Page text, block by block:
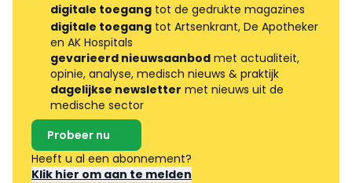
digitale toegang tot de gedrukte magazines
digitale toegang tot Artsenkrant, De Apotheker
en AK Hospitals
gevarieerd nieuwsaanbod met actualiteit,
opinie, analyse, medisch nieuws & praktijk
dagelijkse newsletter met nieuws uit de
medische sector
Probeer nu
Heeft u al een abonnement?
Klik hier om aan te melden